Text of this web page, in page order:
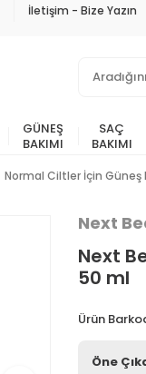
İletişim - Bize Yazın
GÜNEŞ
BAKIMI
SAÇ
BAKIMI
Normal Ciltler İçin Güneş
Next
Next
50 ml
Ürün
Öne